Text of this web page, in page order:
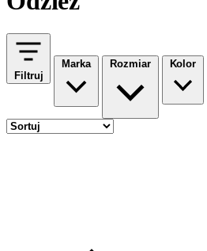
Filtruj
Marka Rozmiar Kolor